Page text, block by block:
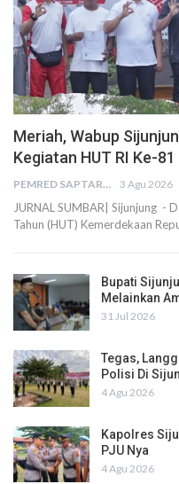
Meriah, Wabup
Kegiatan HUT RI Ke-
PEMRED SAPTARIUS 3 Agu 2026
JURNAL SUMBAR| Sijunjung -
Tahun (HUT) Kemerdekaan
Bupati
Melainkan
31 Jul 2026
Tegas,
Polisi Di
4 Agu 2026
Kapolres
PJU Nya
4 Agu 2026